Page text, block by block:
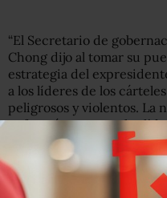
“El Secretario de
Chong dijo al tomar su
estrategia del
a los líderes de los
peligrosos y violentos. La
enfocará menos en los
violencia”, recuerda AP
temas de seguridad Raúl